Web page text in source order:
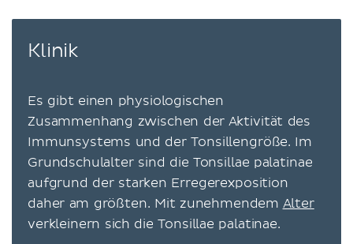
Klinik
Es gibt einen physiologischen
Zusammenhang zwischen der Aktivität des
Immunsystems und der Tonsillengröße. Im
Grundschulalter sind die Tonsillae palatinae
aufgrund der starken Erregerexposition
daher am größten. Mit zunehmendem Alter
verkleinern sich die Tonsillae palatinae.